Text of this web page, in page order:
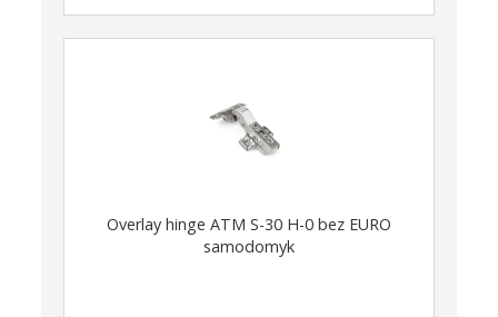
Overlay hinge ATM S-30 H-0 bez EURO
samodomyk